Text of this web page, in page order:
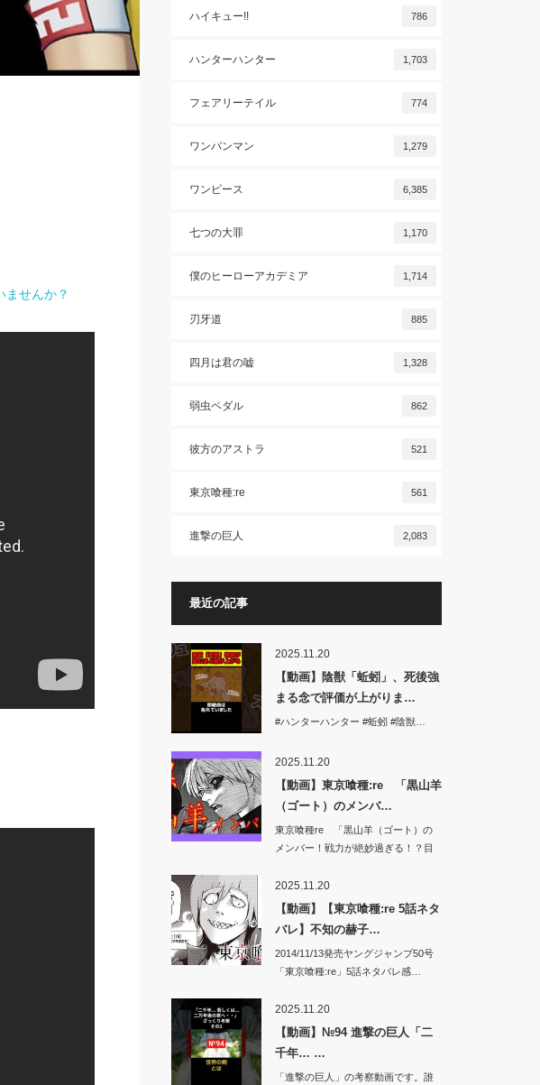
ませんか？
ハイキュー!! 786
ハンターハンター 1,703
フェアリーテイル 774
ワンパンマン 1,279
ワンピース 6,385
七つの大罪 1,170
僕のヒーローアカデミア 1,714
刃牙道 885
四月は君の嘘 1,328
弱虫ペダル 862
彼方のアストラ 521
東京喰種:re 561
進撃の巨人 2,083
最近の記事
2025.11.20
【動画】陰獣「蚯蚓」、死後強
まる念で評価が上がりま…
#ハンターハンター #蚯蚓 #陰獣…
2025.11.20
【動画】東京喰種:re 「黒山羊
（ゴート）のメンバ…
東京喰種re 「黒山羊（ゴート）の
メンバー！戦力が絶妙過ぎる！？目
2025.11.20
【動画】【東京喰種:re 5話ネタ
バレ】不知の赫子…
2014/11/13発売ヤングジャンプ50号
「東京喰種:re」5話ネタバレ感…
2025.11.20
【動画】№94 進撃の巨人「二
千年… …
「進撃の巨人」の考察動画です。誰